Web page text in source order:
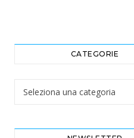
CATEGORIE
Categorie